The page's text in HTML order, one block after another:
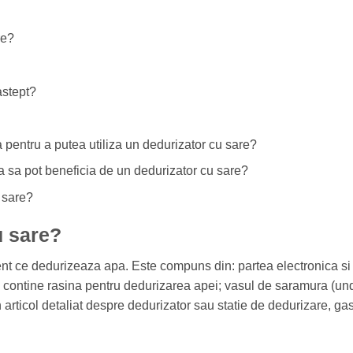
a putea utiliza un dedurizator cu sare?
pot beneficia de un dedurizator cu sare?
sare?
ce dedurizeaza apa. Este compuns din: partea electronica si
rasina pentru dedurizarea apei; vasul de saramura
detaliat despre dedurizator sau statie de dedurizare,